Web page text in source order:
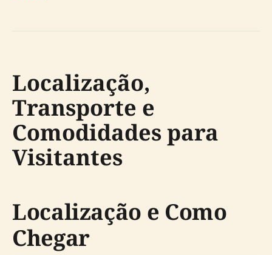
Localização,
Transporte e
Comodidades para
Visitantes
Localização e Como
Chegar